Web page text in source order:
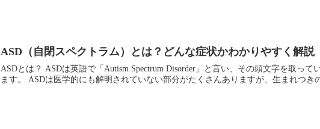
ASD（自閉スペクトラム）とは？どんな症状かわかりやすく解説
ASDとは？ ASDは英語で「Autism Spectrum Disorder」と言い、その頭文字を取っ
ます。 ASDは医学的にも解明されていない部分がたくさんありますが、生まれつき